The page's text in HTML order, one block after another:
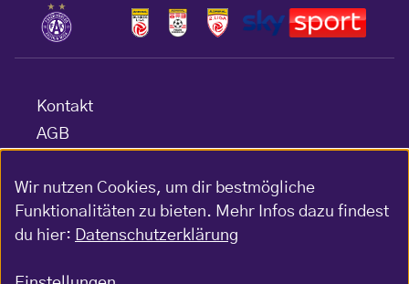
Kontakt
AGB
Barrierefreiheitserklärung
Impressum
Gewinnspiel-Bedingungen
Wir nutzen Cookies, um dir bestmögliche
Funktionalitäten zu bieten. Mehr Infos dazu findest
du hier: Datenschutzerklärung